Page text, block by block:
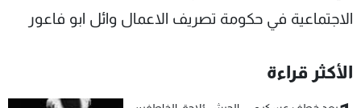
الاجتماعية في حكومة تصريف الاعمال وائل ابو فاعور
الأكثر قراءة